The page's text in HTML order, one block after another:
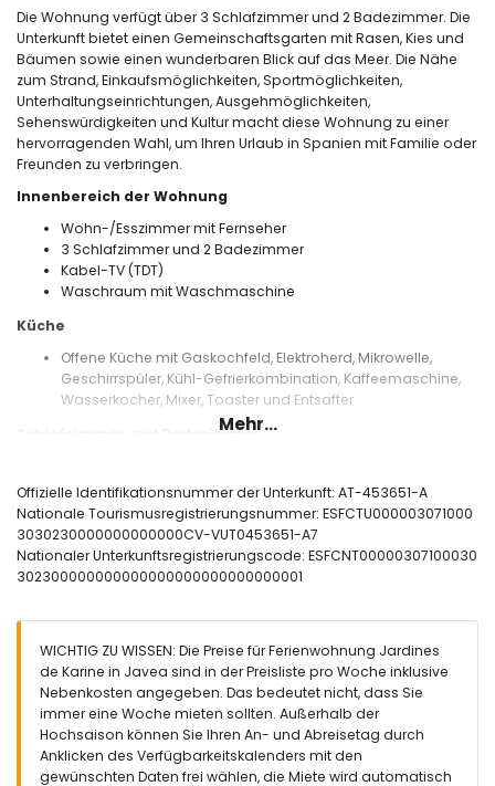
Die Wohnung verfügt über 3 Schlafzimmer und 2 Badezimmer. Die
Unterkunft bietet einen Gemeinschaftsgarten mit Rasen, Kies und
Bäumen sowie einen wunderbaren Blick auf das Meer. Die Nähe
zum Strand, Einkaufsmöglichkeiten, Sportmöglichkeiten,
Unterhaltungseinrichtungen, Ausgehmöglichkeiten,
Sehenswürdigkeiten und Kultur macht diese Wohnung zu einer
hervorragenden Wahl, um Ihren Urlaub in Spanien mit Familie oder
Freunden zu verbringen.
Innenbereich der Wohnung
Wohn-/Esszimmer mit Fernseher
3 Schlafzimmer und 2 Badezimmer
Kabel-TV (TDT)
Waschraum mit Waschmaschine
Küche
Offene Küche mit Gaskochfeld, Elektroherd, Mikrowelle,
Geschirrspüler, Kühl-Gefrierkombination, Kaffeemaschine,
Wasserkocher, Mixer, Toaster und Entsafter
Schlafzimmer und Badezimmer
Badezimmer
2 Schlafzimmer, jeweils mit 2 Einzelbetten und Ventilator
en-suite Badezimmer mit Einzelwaschbecken, Bad/Dusch-
Kombination, Bidet und Toilette
Badezimmer mit Einzelwaschbecken, Bad/Dusch-
Außenbereich der Wohnung
Großes und eingezäuntes Grundstück
Gemeinschaftspool mit den Maßen 12 m x 6 m und 2 m
Tiefe
Gemeinschaftsgarten mit Rasen, Kies und Bäumen
Überdachte Terrasse
Außendusche
Mehr...
Offizielle Identifikationsnummer der Unterkunft: AT-453651-A
Nationale Tourismusregistrierungsnummer: ESFCTU000003071000
3030230000000000000CV-VUT0453651-A7
Nationaler Unterkunftsregistrierungscode: ESFCNT00000307100030
302300000000000000000000000000001
WICHTIG ZU WISSEN: Die Preise für Ferienwohnung Jardines
de Karine in Javea sind in der Preisliste pro Woche inklusive
Nebenkosten angegeben. Das bedeutet nicht, dass Sie
immer eine Woche mieten sollten. Außerhalb der
Hochsaison können Sie Ihren An- und Abreisetag durch
Anklicken des Verfügbarkeitskalenders mit den
gewünschten Daten frei wählen, die Miete wird automatisch